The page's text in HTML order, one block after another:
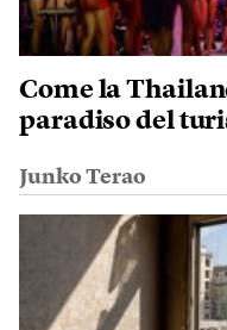
Come la
paradiso del
Junko Terao